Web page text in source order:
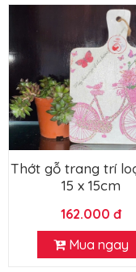
Thớt gỗ trang trí
15 x 15cm
162.000 đ
Mua ngay